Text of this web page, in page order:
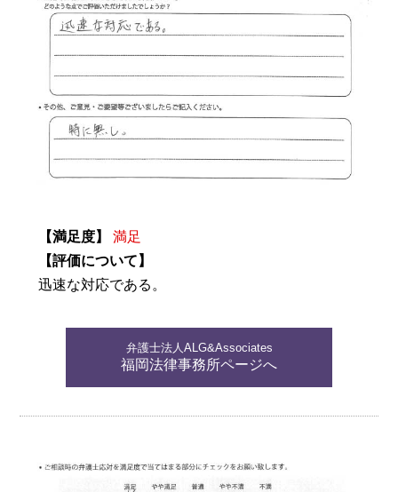
【満足度】
満足
【評価について】
迅速な対応である。
弁護士法人ALG&Associates
福岡法律事務所ページへ